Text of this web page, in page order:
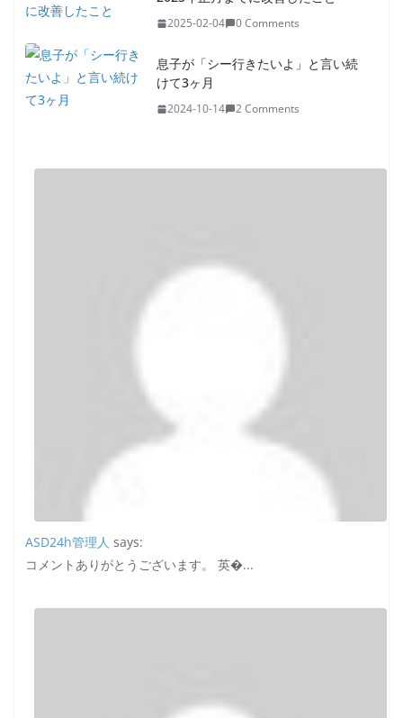
2025-02-04 0 Comments
息子が「シー行きたいよ」と言い続
けて3ヶ月
2024-10-14 2 Comments
ASD24h管理人 says:
コメントありがとうございます。 英�...